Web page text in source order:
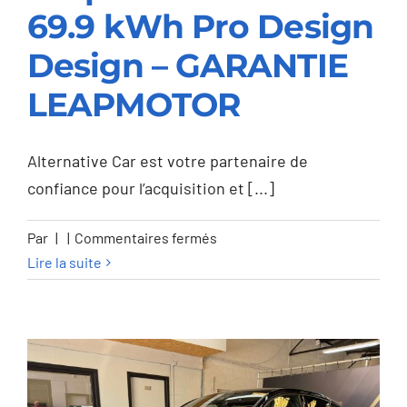
Leapmotor C10 C10
69.9 kWh Pro Design
Design – GARANTIE
69.9 kWh Pro Design
Design – GARANTIE
LEAPMOTOR
Alternative Car est votre partenaire de
confiance pour l’acquisition et [...]
Par | | Commentaires fermés
C10
69.9
kWh
Lire la suite